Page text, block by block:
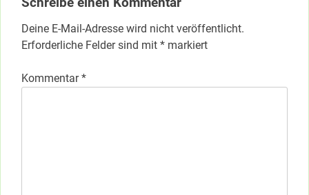
Deine E-Mail-Adresse wird nicht veröffentlicht.
Erforderliche Felder sind mit * markiert
Kommentar*